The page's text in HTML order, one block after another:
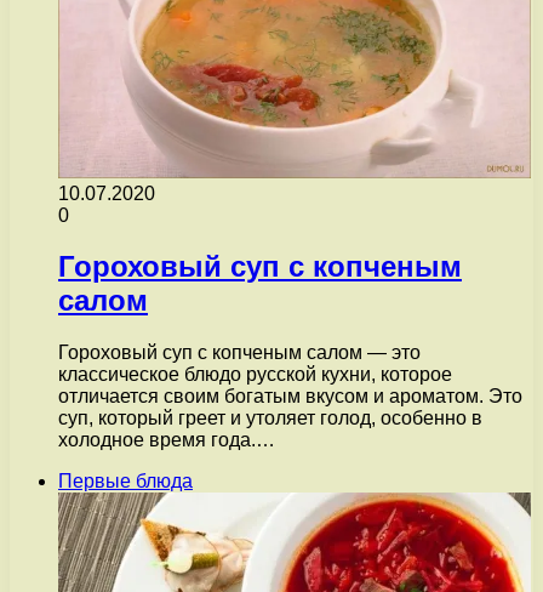
10.07.2020
0
Гороховый суп с копченым
салом
Гороховый суп с копченым салом — это
классическое блюдо русской кухни, которое
отличается своим богатым вкусом и ароматом. Это
суп, который греет и утоляет голод, особенно в
холодное время года.…
Первые блюда